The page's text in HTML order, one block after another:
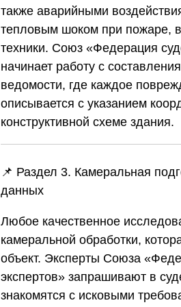
также аварийными
тепловым шоком при пожаре,
техники. Союз «Федерация
начинает работу с
ведомости, где каждое
описывается с указанием
конструктивной схеме здания.
📌 Раздел 3. Камеральная
данных
Любое качественное
камеральной обработки,
объект. Эксперты Союза
экспертов» запрашивают в
знакомятся с исковыми